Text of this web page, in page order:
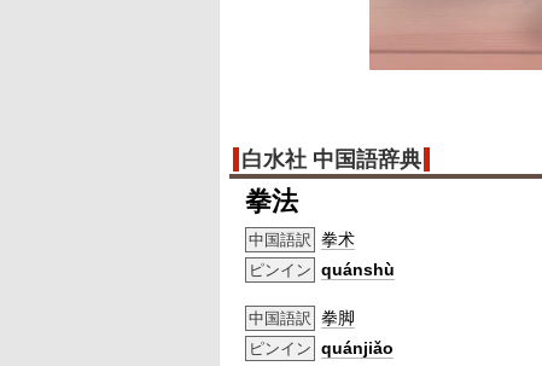
白水社 中国語辞典
拳法
中国語訳 拳术
ピンイン quánshù
中国語訳 拳脚
ピンイン quánjiǎo